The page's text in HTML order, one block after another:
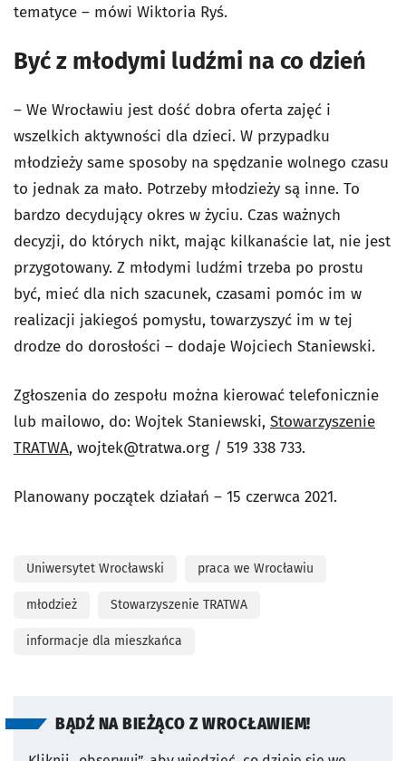
tematyce – mówi Wiktoria Ryś.
Być z młodymi ludźmi na co dzień
– We Wrocławiu jest dość dobra oferta zajęć i
wszelkich aktywności dla dzieci. W przypadku
młodzieży same sposoby na spędzanie wolnego czasu
to jednak za mało. Potrzeby młodzieży są inne. To
bardzo decydujący okres w życiu. Czas ważnych
decyzji, do których nikt, mając kilkanaście lat, nie jest
przygotowany. Z młodymi ludźmi trzeba po prostu
być, mieć dla nich szacunek, czasami pomóc im w
realizacji jakiegoś pomysłu, towarzyszyć im w tej
drodze do dorosłości – dodaje Wojciech Staniewski.
Zgłoszenia do zespołu można kierować telefonicznie
lub mailowo, do: Wojtek Staniewski, Stowarzyszenie
TRATWA, wojtek@tratwa.org / 519 338 733.
Planowany początek działań – 15 czerwca 2021.
Uniwersytet Wrocławski praca we Wrocławiu
młodzież Stowarzyszenie TRATWA
informacje dla mieszkańca
BĄDŹ NA BIEŻĄCO Z WROCŁAWIEM!